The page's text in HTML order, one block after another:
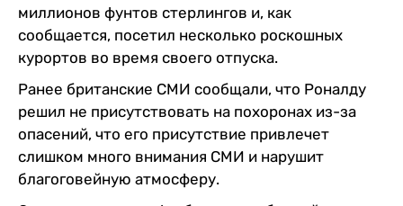
миллионов фунтов стерлингов и, как
сообщается, посетил несколько роскошных
курортов во время своего отпуска.
Ранее британские СМИ сообщали, что Роналду
решил не присутствовать на похоронах из-за
опасений, что его присутствие привлечет
слишком много внимания СМИ и нарушит
благоговейную атмосферу.